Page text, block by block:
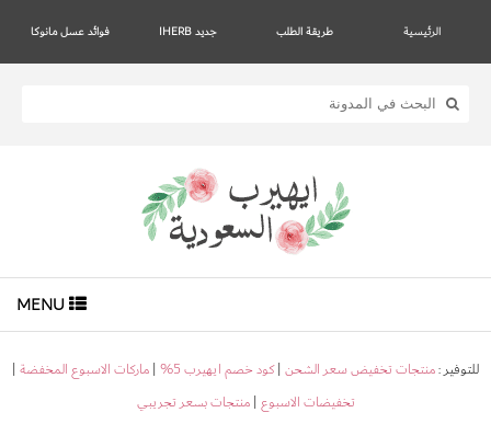
الرئيسية طريقة الطلب جديد IHERB فوائد عسل مانوكا
للتوفير :منتجات تخفيض سعر الشحن |كود خصم ايهيرب 5% |ماركات الاسبوع المخفضة |
تخفيضات الاسبوع |منتجات بسعر تجريبي